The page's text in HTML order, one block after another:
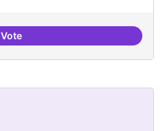
VoteIncubadora d'ILPs